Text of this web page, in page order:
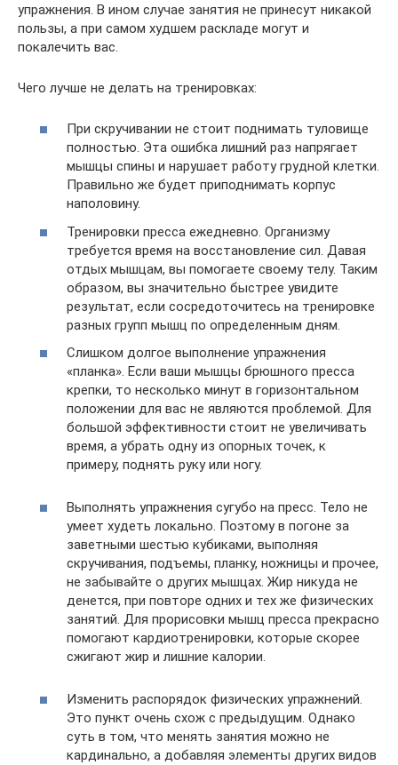
упражнения. В ином случае занятия не принесут никакой
пользы, а при самом худшем раскладе могут и
покалечить вас.
Чего лучше не делать на тренировках:
При скручивании не стоит поднимать туловище
полностью. Эта ошибка лишний раз напрягает
мышцы спины и нарушает работу грудной клетки.
Правильно же будет приподнимать корпус
наполовину.
Тренировки пресса ежедневно. Организму
требуется время на восстановление сил. Давая
отдых мышцам, вы помогаете своему телу. Таким
образом, вы значительно быстрее увидите
результат, если сосредоточитесь на тренировке
разных групп мышц по определенным дням.
Слишком долгое выполнение упражнения
«планка». Если ваши мышцы брюшного пресса
крепки, то несколько минут в горизонтальном
положении для вас не являются проблемой. Для
большой эффективности стоит не увеличивать
время, а убрать одну из опорных точек, к
примеру, поднять руку или ногу.
Выполнять упражнения сугубо на пресс. Тело не
умеет худеть локально. Поэтому в погоне за
заветными шестью кубиками, выполняя
скручивания, подъемы, планку, ножницы и прочее,
не забывайте о других мышцах. Жир никуда не
денется, при повторе одних и тех же физических
занятий. Для прорисовки мышц пресса прекрасно
помогают кардиотренировки, которые скорее
сжигают жир и лишние калории.
Изменить распорядок физических упражнений.
Это пункт очень схож с предыдущим. Однако
суть в том, что менять занятия можно не
кардинально, а добавляя элементы других видов